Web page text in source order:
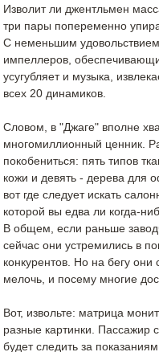
Изволит ли джентльмен
три пары попеременно
С неменьшим
импеллеров,
усугубляет и музыка,
всех 20 динамиков.
Словом, в "Джаге" вполне
многомиллионный ценник.
покобениться: пять типов
кожи и девять - дерева для
вот где следует искать
которой вы едва ли когда-
В общем, если раньше
сейчас они устремились в
конкурентов. Но на бегу
мелочь, и посему многие
Вот, извольте: матрица
разные картинки. Пассажир
будет следить за